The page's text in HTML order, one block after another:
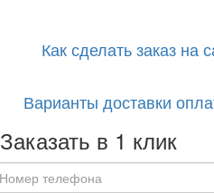
Как сделать заказ на
Варианты доставки
Заказать в 1 клик